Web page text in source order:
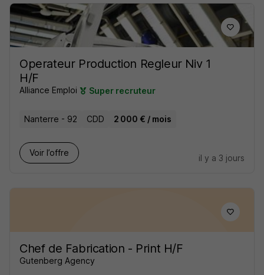
Operateur Production Regleur Niv 1
H/F
Alliance Emploi Super recruteur
Nanterre - 92 CDD 2 000 € / mois
Voir l’offre
il y a 3 jours
Chef de Fabrication - Print H/F
Gutenberg Agency